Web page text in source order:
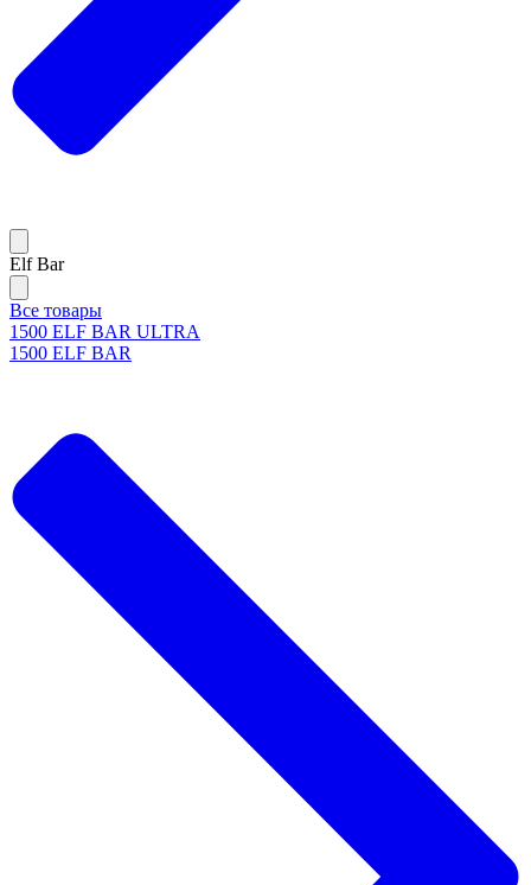
Elf Bar
Все товары
1500 ELF BAR ULTRA
1500 ELF BAR